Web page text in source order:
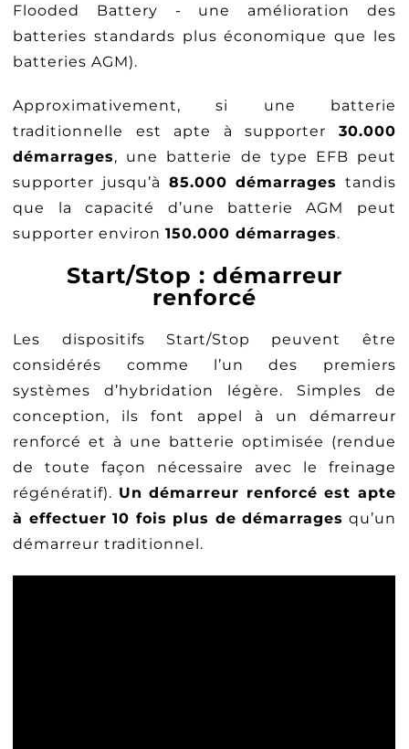
Flooded Battery - une amélioration des
batteries standards plus économique que les
batteries AGM).
Approximativement, si une batterie
traditionnelle est apte à supporter 30.000
démarrages, une batterie de type EFB peut
supporter jusqu’à 85.000 démarrages tandis
que la capacité d’une batterie AGM peut
supporter environ150.000 démarrages.
Start/Stop : démarreur
renforcé
Les dispositifs Start/Stop peuvent être
considérés comme l’un des premiers
systèmes d’hybridation légère. Simples de
conception, ils font appel à un démarreur
renforcé et à une batterie optimisée (rendue
de toute façon nécessaire avec le freinage
régénératif). Un démarreur renforcé est apte
à effectuer 10 fois plus de démarrages qu’un
démarreur traditionnel.